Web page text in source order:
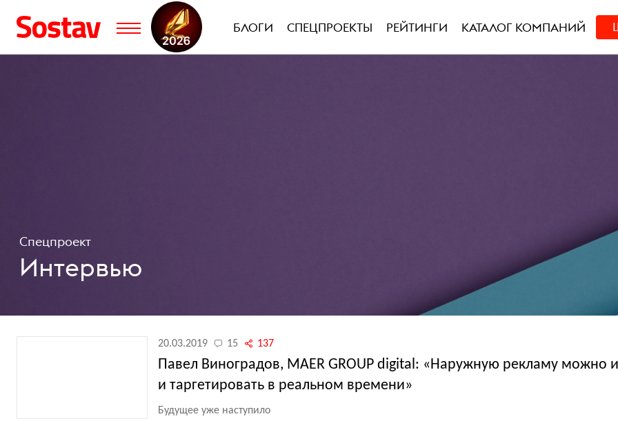
БЛОГИ СПЕЦПРОЕКТЫ РЕЙТИНГИ КАТАЛОГ КОМПАНИЙ
Спецпроект
Интервью
20.03.2019 15 137
Павел Виноградов, MAER GROUP digital: «Наружную рекламу можно
и таргетировать в реальном времени»
Будущее уже наступило